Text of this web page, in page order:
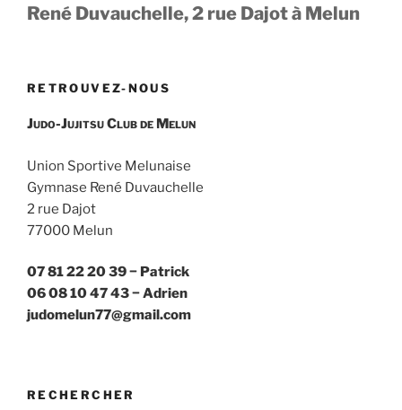
René Duvauchelle, 2 rue Dajot à Melun
RETROUVEZ-NOUS
Judo-Jujitsu Club de Melun
Union Sportive Melunaise
Gymnase René Duvauchelle
2 rue Dajot
77000 Melun
07 81 22 20 39 − Patrick
06 08 10 47 43 − Adrien
judomelun77@gmail.com
RECHERCHER